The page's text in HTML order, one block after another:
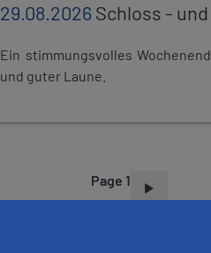
29.08.2026Schloss -
Ein stimmungsvolles
und guter Laune.
Page 1